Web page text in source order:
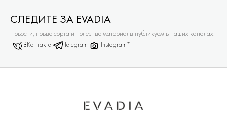
СЛЕДИТЕ ЗА EVADIA
Новости, новые сорта и полезные материалы публикуем в наших каналах.
ВКонтакте Telegram Instagram*